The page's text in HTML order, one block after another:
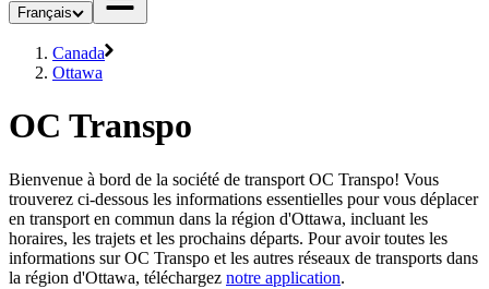
Français
Canada
Ottawa
OC Transpo
Bienvenue à bord de la société de transport OC Transpo! Vous
trouverez ci-dessous les informations essentielles pour vous déplacer
en transport en commun dans la région d'Ottawa, incluant les
horaires, les trajets et les prochains départs. Pour avoir toutes les
informations sur OC Transpo et les autres réseaux de transports dans
la région d'Ottawa, téléchargez notre application.